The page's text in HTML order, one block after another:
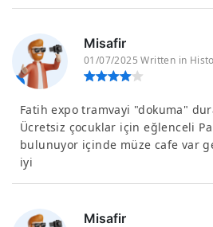
Misafir
01/07/2025 Written in
Fatih expo tramvayi "dokuma"
Ücretsiz çocuklar için eğlenceli
bulunuyor içinde müze cafe var
iyi
Misafir